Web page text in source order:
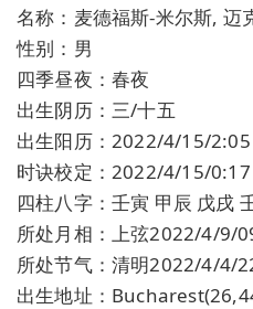
名称：麦德福斯-米尔斯, 迈
性别：男
四季昼夜：春夜
出生阴历：三/十五
出生阳历：2022/4/15/2:05
时诀校定：2022/4/15/0:17
四柱八字：壬寅 甲辰 戊戌
所处月相：上弦2022/4/9/
所处节气：清明2022/4/4/
出生地址：